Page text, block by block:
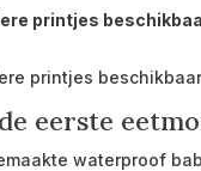
printjes
printjes
eerste
waterproof